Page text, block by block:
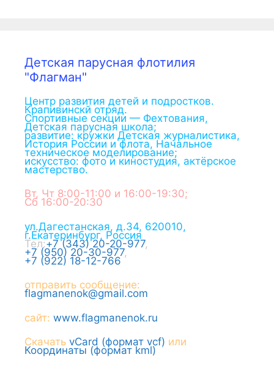
Детская парусная флотилия
"Флагман"
Центр развития детей и подростков.
Крапивинскй отряд.
Спортивные секции — Фехтования,
Детская парусная школа;
развитие: кружки Детская журналистика,
История России и флота, Начальное
техническое моделирование;
искусство: фото и киностудия, актёрское
мастерство.
Вт, Чт 8:00-11:00 и 16:00-19:30;
Сб 16:00-20:30
ул.Дагестанская, д.34, 620010,
г.Екатеринбург, Россия
Тел:+7 (343) 20-20-977,
+7 (950) 20-30-977,
+7 (922) 18-12-766
отправить сообщение:
flagmanenok@gmail.com
сайт: www.flagmanenok.ru
Скачать vCard (формат vcf) или
Координаты (формат kml)